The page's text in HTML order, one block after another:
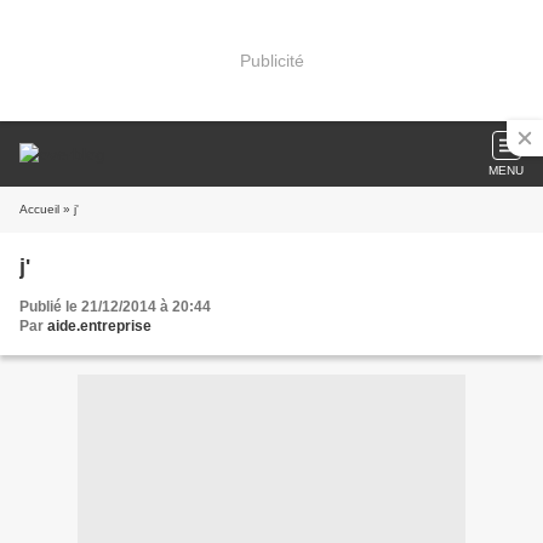
Publicité
MENU
Accueil » j'
j'
Publié le 21/12/2014 à 20:44
Par aide.entreprise